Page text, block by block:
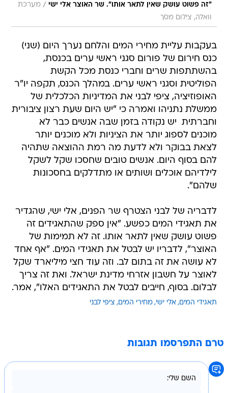
"זה פשוט עושק שאין לתאר אותו". שר האוצר אלי ישי / מערכת
וואלה, צילום מסך
בעקבות עליית מחירי המים והלחם נערך היום (שני)
כנס חירום של פורום סגני ראשי ערים בכנסת,
בהשתתפות שרים וחברי כנסת מכל הקשת
הפוליטית וסגני ראשי ערים. במהלך הכנס, תקפה יו"ר
האופוזיציה, ציפי לבני את המדיניות הכלכלית של
ממשלת נתניהו ואמרה כי "יש היום שעת רצון ציבורית
וחברתית  יש נקודה בזמן שבה אנשים כבר לא
מוכנים לספוג יותר את הציניות ולא מוכנים יותר
לצאת בבוקר ולא לדעת מה רמת ההוצאה שתהיה
להם בסוף היום. אנשים טובים שחסכו שקל לשקל
לילדיהם אוכלים ושותים או מתדלקים בחסכונות
שלהם".
לדבריה של לבני הצטרף שר הפנים, אלי ישי, שהגדיר
את תאגידי המים כפשע. "אין ספק שהתאגידים זה
פשוט עושק שאין לתאר אותו. זה לא תמימות של
האוצר", לדבריו יש לבטל את תאגידי המים. "אף אחד
לא עושה את זה בתום לב. וזה עוד חצי מיליארד שקל
לאוצר על חשבון אזרחי מדינת ישראל. ואת זה צריך
לבלום. בסוף, חייבים לבטל את התאגידים האלו", אמר.
תאגידי המים אלי ישי מחירי המים ציפי לבני
טרם התפרסמו תגובות